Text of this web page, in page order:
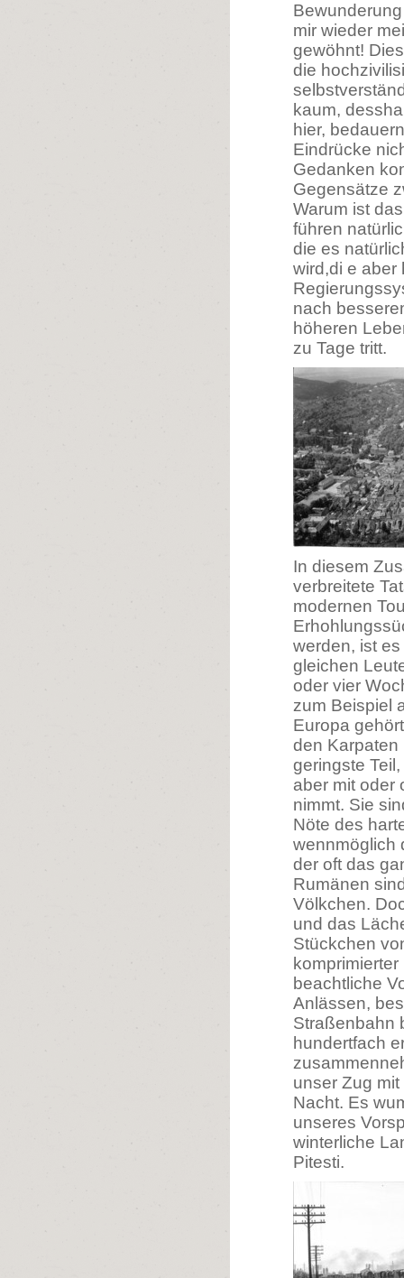
mir wieder
gewöhnt!
die
kaum,
hier,
Eindrücke
Gedanken
Gegensätze
Warum ist
führen
die es
wird,di e aber
nach
höheren
zu Tage tritt.
In diesem
verbreitete
modernen
werden, ist
gleichen
oder vier
zum Beispiel
Europa
den Karpaten
geringste
aber mit oder
nimmt. Sie
Nöte des
wennmöglich
der oft das
Rumänen
Völkchen.
und das
Stückchen
beachtliche
Anlässen,
Straßenbahn
hundertfach
unser Zug
Nacht. Es
unseres
winterliche
Pitesti.